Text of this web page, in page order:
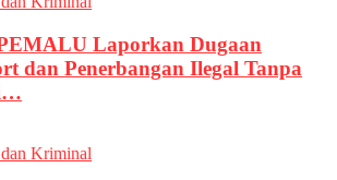
Laporkan Dugaan
dan Penerbangan Ilegal Tanpa
Kriminal